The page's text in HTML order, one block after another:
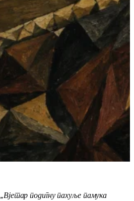
„Вјетар подигну пахуље памука